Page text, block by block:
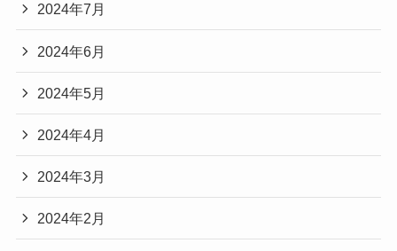
2024年7月
2024年6月
2024年5月
2024年4月
2024年3月
2024年2月